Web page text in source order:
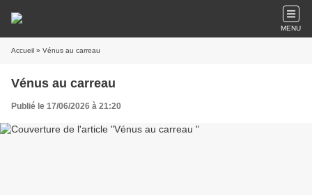
MENU
Accueil » Vénus au carreau
Vénus au carreau
Publié le 17/06/2026 à 21:20